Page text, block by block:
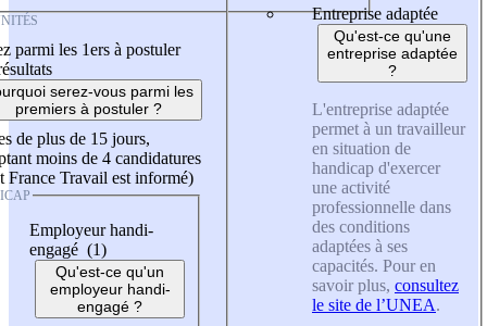
parmi les 1ers à postuler
serez-vous parmi les
premiers à postuler ?
de plus de 15 jours,
moins de 4 candidatures
France Travail est informé)
Employeur handi-
engagé (1)
Qu'est-ce qu'un
employeur handi-
engagé ?
Entreprise adaptée
Qu'est-ce qu'une
entreprise adaptée
?
L'entreprise adaptée
permet à un travailleur
en situation de
handicap d'exercer
une activité
professionnelle dans
des conditions
adaptées à ses
capacités. Pour en
savoir plus, consultez
le site de l’UNEA.